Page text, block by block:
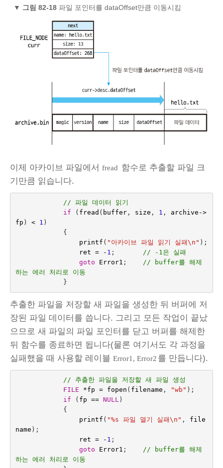
▼ 그림 82‑18 파일 포인터를 dataOffset만큼 이동시킴
이제 아카이브 파일에서 fread 함수로 추출할 파일 크
기만큼 읽습니다.
// 파일 데이터 읽기
if
( fread ( buffer, size , 1 , archive ->
fp ) < 1 )
{
printf ( "아카이브 파일 읽기 실패\n " );
ret = - 1 ;
// -1은 실패
goto
Error1 ;
// buffer를 해제
하는 에러 처리로 이동
}
추출한 파일을 저장할 새 파일을 생성한 뒤 버퍼에 저
장된 파일 데이터를 씁니다. 그리고 모든 작업이 끝났
으므로 새 파일의 파일 포인터를 닫고 버퍼를 해제한
뒤 함수를 종료하면 됩니다(물론 여기서도 각 과정을
실패했을 때 사용할 레이블 Error1, Error2 를 만듭니다).
// 추출한 파일을 저장할 새 파일 생성
FILE
*fp = fopen ( filename , "wb" );
if
( fp == NULL)
{
printf ( "%s 파일 열기 실패\n " ,
file
name );
ret = - 1 ;
goto
Error1 ;
// buffer를 해제
하는 에러 처리로 이동